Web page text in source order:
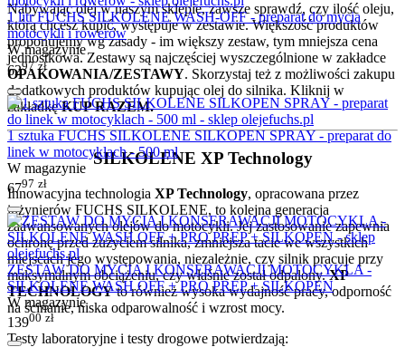
Nabywając olej w naszym sklepie, zawsze sprawdź, czy ilość oleju,
którą chcesz kupić, występuje w zestawie. Większość produktów
proponujemy wg zasady - im większy zestaw, tym mniejsza cena
jednostkowa. Zestawy są najczęściej wyszczególnione w zakładce
OPAKOWANIA/ZESTAWY. Skorzystaj też z możliwości zakupu
dodatkowych produktów kupując olej do silnika. Kliknij w
zakładkęKUP RAZEM.
SILKOLENE XP Technology
Innowacyjna technologia XP Technology, opracowana przez
inżynierów FUCHS SILKOLENE, to kolejna generacja
zaawansowanych olejów do motocykli. Jej zastosowanie zapewnia
ochronę przed zużyciem silnika, zmniejsza tacie we wszystkich
miejscach jego występowania, niezależnie, czy silnik pracuje przy
maksymalnym obciążeniu, czy właśnie został odpalony.XP
TECHNOLOGYto również wysoka wydajność pracy, odporność
na ścinanie, niska odparowalność i wzrost mocy.
Testy laboratoryjne i testy drogowe potwierdzają:
1 litr FUCHS SILKOLENE WASH-OFF - preparat do mycia
motocykli i rowerów
W magazynie
6297 zł
1 sztuka FUCHS SILKOLENE SILKOPEN SPRAY - preparat do
linek w motocyklach - 500 ml
W magazynie
6797 zł
ZESTAW DO MYCIA I KONSERAWACJI MOTOCYKLA -
SILKOLENE WASH OFF + PRO PREP + SILKOPEN
W magazynie
13900 zł